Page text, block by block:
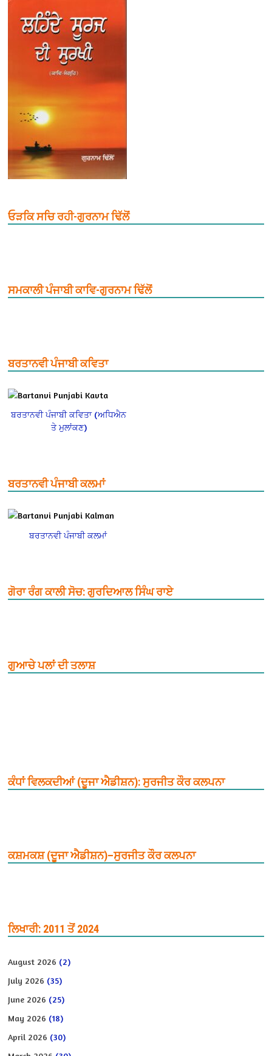
ਓੜਕਿ ਸਚਿ ਰਹੀ-ਗੁਰਨਾਮ ਢਿੱਲੋਂ
ਸਮਕਾਲੀ ਪੰਜਾਬੀ ਕਾਵਿ-ਗੁਰਨਾਮ ਢਿੱਲੋਂ
ਬਰਤਾਨਵੀ ਪੰਜਾਬੀ ਕਵਿਤਾ
ਬਰਤਾਨਵੀ ਪੰਜਾਬੀ ਕਵਿਤਾ (ਅਧਿਐਨ
ਤੇ ਮੁਲਾਂਕਣ)
ਬਰਤਾਨਵੀ ਪੰਜਾਬੀ ਕਲਮਾਂ
ਬਰਤਾਨਵੀ ਪੰਜਾਬੀ ਕਲਮਾਂ
ਗੋਰਾ ਰੰਗ ਕਾਲੀ ਸੋਚ: ਗੁਰਦਿਆਲ ਸਿੰਘ ਰਾਏ
ਗੁਆਚੇ ਪਲਾਂ ਦੀ ਤਲਾਸ਼
ਕੰਧਾਂ ਵਿਲਕਦੀਆਂ (ਦੂਜਾ ਐਡੀਸ਼ਨ): ਸੁਰਜੀਤ ਕੌਰ ਕਲਪਨਾ
ਕਸ਼ਮਕਸ਼ (ਦੂਜਾ ਐਡੀਸ਼ਨ)–ਸੁਰਜੀਤ ਕੌਰ ਕਲਪਨਾ
ਲਿਖਾਰੀ: 2011 ਤੋਂ 2024
August 2026 (2)
July 2026 (35)
June 2026 (25)
May 2026 (18)
April 2026 (30)